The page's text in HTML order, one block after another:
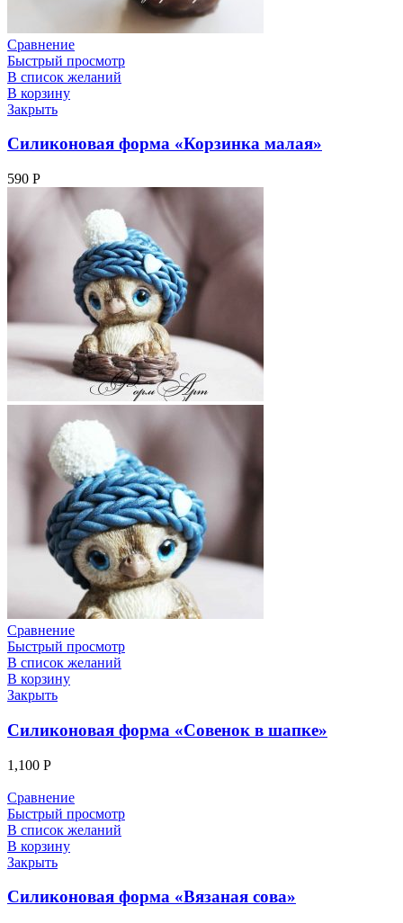
Сравнение
Быстрый просмотр
В список желаний
В корзину
Закрыть
Силиконовая форма «Корзинка малая»
590 Р
Сравнение
Быстрый просмотр
В список желаний
В корзину
Закрыть
Силиконовая форма «Совенок в шапке»
1,100 Р
Сравнение
Быстрый просмотр
В список желаний
В корзину
Закрыть
Силиконовая форма «Вязаная сова»